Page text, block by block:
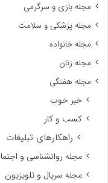
مجله بازی و سرگرمی
مجله پزشکی و سلامت
مجله خانواده
مجله زنان
مجله هفتگی
خبر خوب
کسب و کار
راهکارهای تبلیغات
مجله روانشناسی و
مجله سریال و تلویزیون